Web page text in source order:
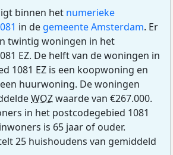
binnen het numerieke
in de gemeente Amsterdam. Er
twintig woningen in het
EZ. De helft van de woningen in
1081 EZ is een koopwoning en
huurwoning. De woningen
WOZwaarde van €267.000.
in het postcodegebied 1081
is 65 jaar of ouder.
25 huishoudens van gemiddeld